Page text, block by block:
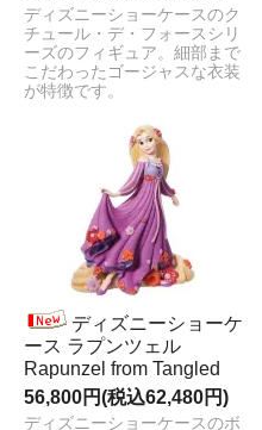
ディズニーショーケースのク
チュール・デ・フォースシリ
ーズのフィギュア。細部まで
こだわったゴージャスな衣装
が特徴です。
ディズニーショーケ
ース ラプンツェル
Rapunzel from Tangled
56,800円(税込62,480円)
ディズニーショーケースのボ